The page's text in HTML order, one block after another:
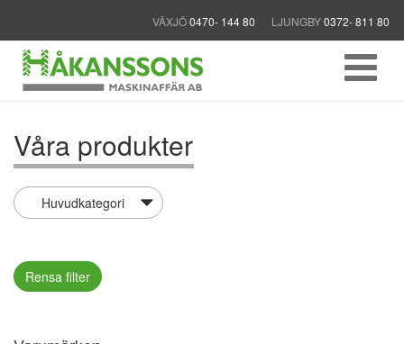
VÄXJÖ0470- 144 80 LJUNGBY0372- 811 80
Våra produkter
Rensa filter